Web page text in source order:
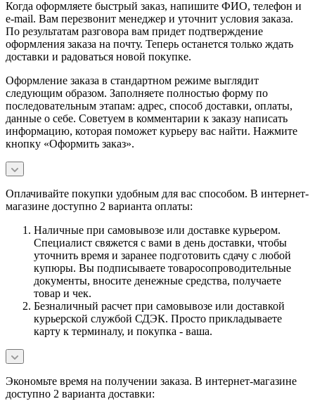
Когда оформляете быстрый заказ, напишите ФИО, телефон и
e-mail. Вам перезвонит менеджер и уточнит условия заказа.
По результатам разговора вам придет подтверждение
оформления заказа на почту. Теперь останется только ждать
доставки и радоваться новой покупке.
Оформление заказа в стандартном режиме выглядит
следующим образом. Заполняете полностью форму по
последовательным этапам: адрес, способ доставки, оплаты,
данные о себе. Советуем в комментарии к заказу написать
информацию, которая поможет курьеру вас найти. Нажмите
кнопку «Оформить заказ».
Оплачивайте покупки удобным для вас способом. В интернет-
магазине доступно 2 варианта оплаты:
Наличные при самовывозе или доставке курьером.
Специалист свяжется с вами в день доставки, чтобы
уточнить время и заранее подготовить сдачу с любой
купюры. Вы подписываете товаросопроводительные
документы, вносите денежные средства, получаете
товар и чек.
Безналичный расчет при самовывозе или доставкой
курьерской службой СДЭК. Просто прикладываете
карту к терминалу, и покупка - ваша.
Экономьте время на получении заказа. В интернет-магазине
доступно 2 варианта доставки: